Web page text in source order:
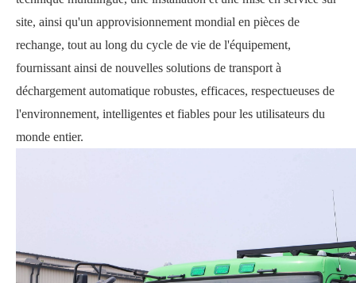
site, ainsi qu'un approvisionnement mondial en pièces de
rechange, tout au long du cycle de vie de l'équipement,
fournissant ainsi de nouvelles solutions de transport à
déchargement automatique robustes, efficaces, respectueuses de
l'environnement, intelligentes et fiables pour les utilisateurs du
monde entier.